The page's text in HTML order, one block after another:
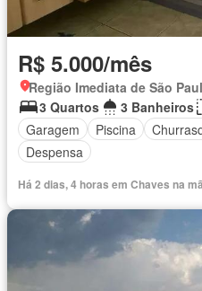
R$ 5.000/mês
3 Quartos
3 Banheiros
Garagem
Piscina
Despensa
Há 2 dias, 4 horas em Chaves na